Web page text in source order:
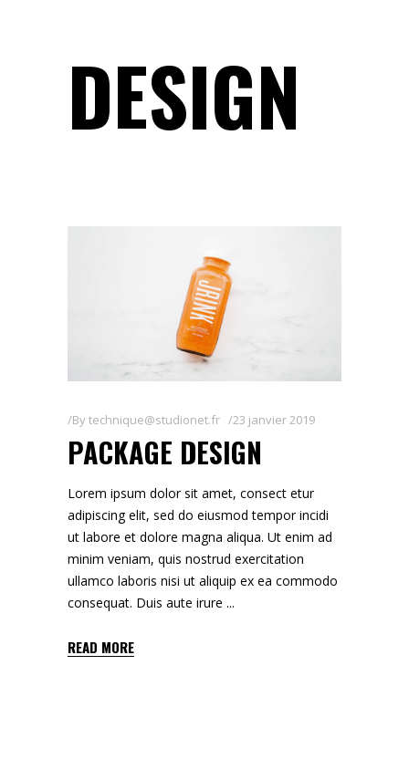
DESIGN
Bytechnique@studionet.fr 23 janvier 2019
PACKAGE DESIGN
Lorem ipsum dolor sit amet, consect etur
adipiscing elit, sed do eiusmod tempor incidi
ut labore et dolore magna aliqua. Ut enim ad
minim veniam, quis nostrud exercitation
ullamco laboris nisi ut aliquip ex ea commodo
consequat. Duis aute irure
READ MORE